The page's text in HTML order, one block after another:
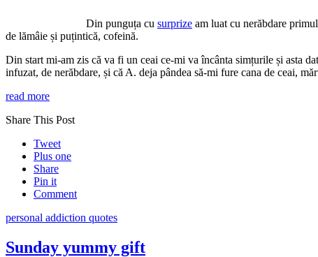
Din punguța cu surprize am luat cu nerăbdare
de lămâie și puțintică, cofeină.
Din start mi-am zis că va fi un ceai ce-mi va încânta simțurile și asta
infuzat, de nerăbdare, și că A. deja pândea să-mi fure cana de ceai,
read more
Share This Post
Tweet
Plus one
Share
Pin it
Comment
personal addiction quotes
Sunday yummy gift